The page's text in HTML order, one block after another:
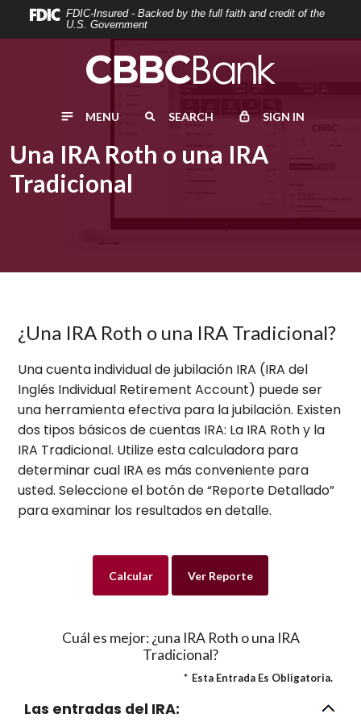
Home
footer
Download
view
FDIC-Insured - Backed by the full faith and credit of the
U.S. Government
MENU SEARCH SIGN IN
Una IRA Roth o una IRA
Tradicional
¿Una IRA Roth o una IRA Tradicional?
Una cuenta individual de jubilación IRA (IRA del
Inglés Individual Retirement Account) puede ser
una herramienta efectiva para la jubilación. Existen
dos tipos básicos de cuentas IRA: La IRA Roth y la
IRA Tradicional. Utilize esta calculadora para
determinar cual IRA es más conveniente para
usted. Seleccione el botón de “Reporte Detallado”
para examinar los resultados en detalle.
Cuál es mejor: ¿una IRA Roth o una IRA
Tradicional?
* Esta Entrada Es Obligatoria.
Las entradas del IRA: